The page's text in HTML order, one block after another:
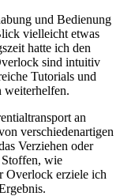
und Bedienung
vielleicht etwas
hatte ich den
sind intuitiv
Tutorials und
weiterhelfen.
an
verschiedenartigen
Verziehen oder
Stoffen, wie
Overlock erziele ich